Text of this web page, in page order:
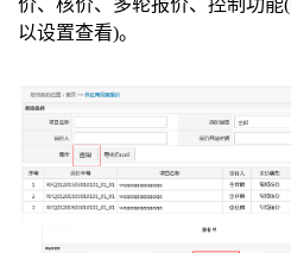
价、核价、多轮报价、控制功能(
以设置查看)。